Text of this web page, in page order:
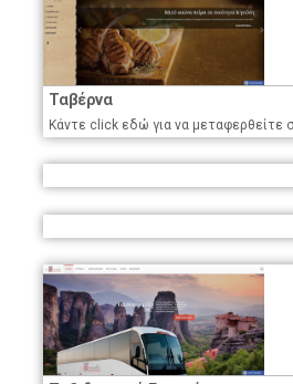
Ταβέρνα
Κάντε click εδώ για να μεταφερθείτε